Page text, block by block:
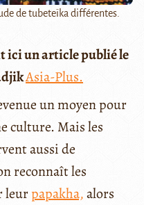
de tubeteïka différentes.
ici un article publié le
Asia-Plus.
un moyen pour
culture. Mais les
aussi de
reconnaît les
leurpapakha,alors